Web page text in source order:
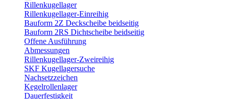
Rillenkugellager
Rillenkugellager-Einreihig
Bauform 2Z Deckscheibe beidseitig
Bauform 2RS Dichtscheibe beidseitig
Offene Ausführung
Abmessungen
Rillenkugellager-Zweireihig
SKF Kugellagersuche
Nachsetzzeichen
Kegelrollenlager
Dauerfestigkeit